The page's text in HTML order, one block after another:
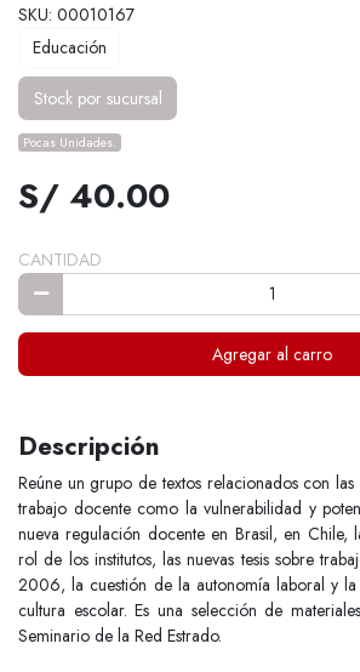
SKU: 00010167
Educación
Stock por sucursal
Pocas Unidades.
S/ 40.00
CANTIDAD
Agregar al carro
Descripción
Reúne un grupo de textos relacionados con
trabajo docente como la vulnerabilidad y
nueva regulación docente en Brasil, en Chile,
rol de los institutos, las nuevas tesis sobre
2006, la cuestión de la autonomía laboral y
cultura escolar. Es una selección de
Seminario de la Red Estrado.